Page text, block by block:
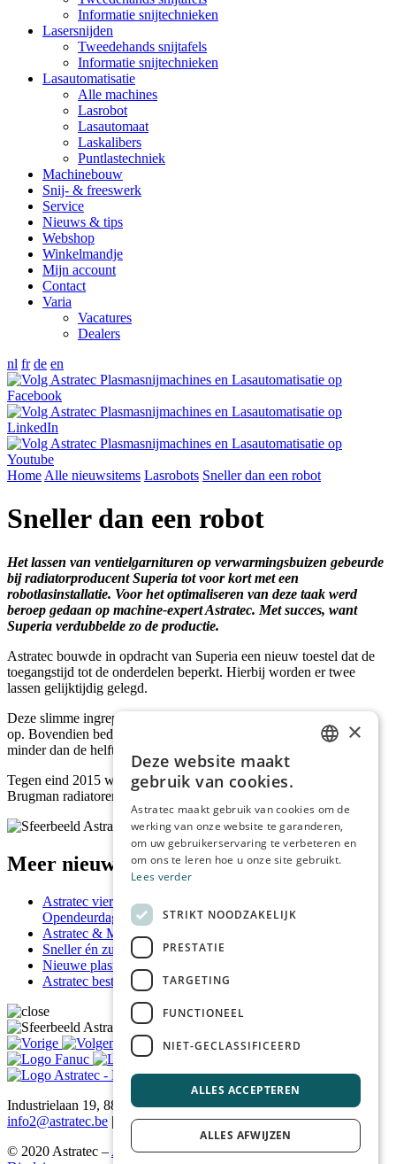
Informatie snijtechnieken
Lasersnijden
Tweedehands snijtafels
Informatie snijtechnieken
Lasautomatisatie
Alle machines
Lasrobot
Lasautomaat
Laskalibers
Puntlastechniek
Machinebouw
Snij- & freeswerk
Service
Nieuws & tips
Webshop
Winkelmandje
Mijn account
Contact
Varia
Vacatures
Dealers
nl fr de en
Home Alle nieuwsitems Lasrobots Sneller dan een robot
Sneller dan een robot
Het lassen van ventielgarnituren op verwarmingsbuizen gebeurde
bij radiatorproducent Superia tot voor kort met een
robotlasinstallatie. Voor het optimaliseren van deze taak werd
beroep gedaan op machine-expert Astratec. Met succes, want
Superia verdubbelde zo de productie.
Astratec bouwde in opdracht van Superia een nieuw toestel dat de
toegangstijd tot de onderdelen beperkt. Hierbij worden er twee
lassen gelijktijdig gelegd.
Deze slimme ingrepen leveren een halvering van de productietijd
op. Bovendien bedraagt de kostprijs van de nieuwe lasautomaat
minder dan de helft van een traditionele robotcel.
Tegen eind 2015 wordt een gelijkaardige installatie geleverd bij
Brugman radiatoren.
Meer nieuws & tips
Astratec viert 30 jaar vakmanschap met drukbezochte
Opendeurdag
Astratec & M-Squared
Sneller én zuiniger lasersnijden met Astratec
Nieuwe plasmasnijmachine maakt indruk
Astratec bestaat 30 jaar
Industrielaan 19, 8810 Lichtervelde | Tel.+32(0)51 72 24 46|
info2@astratec.be | BTW BE 0455 138 549
© 2020 Astratec – Algemene voorwaarden–Cookies–Privacy &
FRENCH
GERMAN
×
Deze website maakt
gebruik van cookies.
Astratec maakt gebruik van cookies om de
werking van onze website te garanderen,
om uw gebruikerservaring te verbeteren en
om ons te leren hoe u onze site gebruikt.
Lees verder
STRIKT NOODZAKELIJK
PRESTATIE
TARGETING
FUNCTIONEEL
NIET-GECLASSIFICEERD
ALLES ACCEPTEREN
ALLES AFWIJZEN